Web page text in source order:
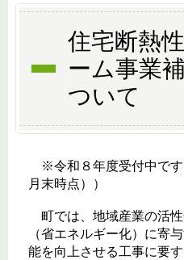
住宅断熱
ーム事業
ついて
※令和８年度受付中です
月末時点））
町では、地域産業の活
（省エネルギー化）に寄
能を向上させる工事に要